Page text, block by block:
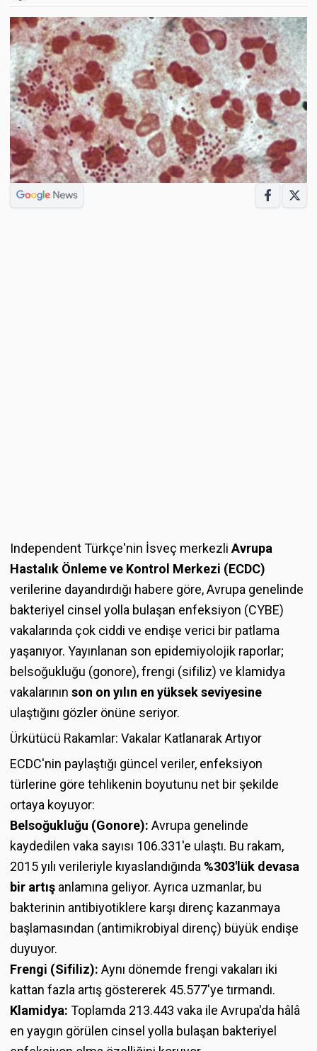
Independent Türkçe'nin İsveç merkezli Avrupa
Hastalık Önleme ve Kontrol Merkezi (ECDC)
verilerine dayandırdığı habere göre, Avrupa genelinde
bakteriyel cinsel yolla bulaşan enfeksiyon (CYBE)
vakalarında çok ciddi ve endişe verici bir patlama
yaşanıyor. Yayınlanan son epidemiyolojik raporlar;
belsoğukluğu (gonore), frengi (sifiliz) ve klamidya
vakalarının son on yılın en yüksek seviyesine
ulaştığını gözler önüne seriyor.
Ürkütücü Rakamlar: Vakalar Katlanarak Artıyor
ECDC'nin paylaştığı güncel veriler, enfeksiyon
türlerine göre tehlikenin boyutunu net bir şekilde
ortaya koyuyor:
Belsoğukluğu (Gonore): Avrupa genelinde
kaydedilen vaka sayısı 106.331'e ulaştı. Bu rakam,
2015 yılı verileriyle kıyaslandığında %303'lük devasa
bir artış anlamına geliyor. Ayrıca uzmanlar, bu
bakterinin antibiyotiklere karşı direnç kazanmaya
başlamasından (antimikrobiyal direnç) büyük endişe
duyuyor.
Frengi (Sifiliz): Aynı dönemde frengi vakaları iki
kattan fazla artış göstererek 45.577'ye tırmandı.
Klamidya: Toplamda 213.443 vaka ile Avrupa'da hâlâ
en yaygın görülen cinsel yolla bulaşan bakteriyel